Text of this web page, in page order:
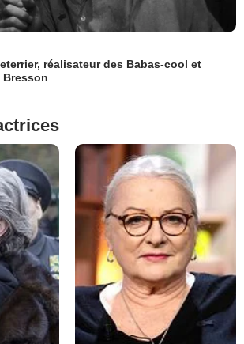
réalisateur des Babas-cool et
Bresson